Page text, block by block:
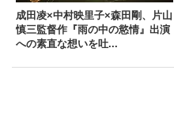
成田凌×中村映里子×森田剛、片山
慎三監督作『雨の中の慾情』出演
への素直な想いを吐...